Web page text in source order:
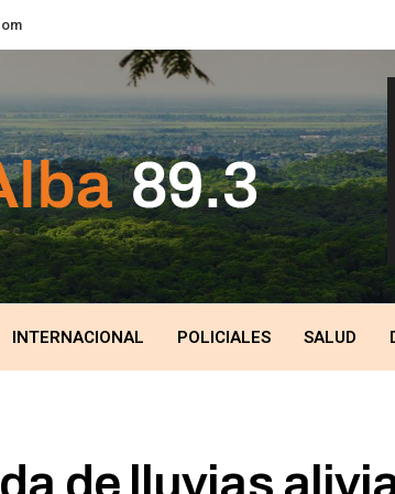
INTERNACIONAL POLICIALES SALUD
de lluvias